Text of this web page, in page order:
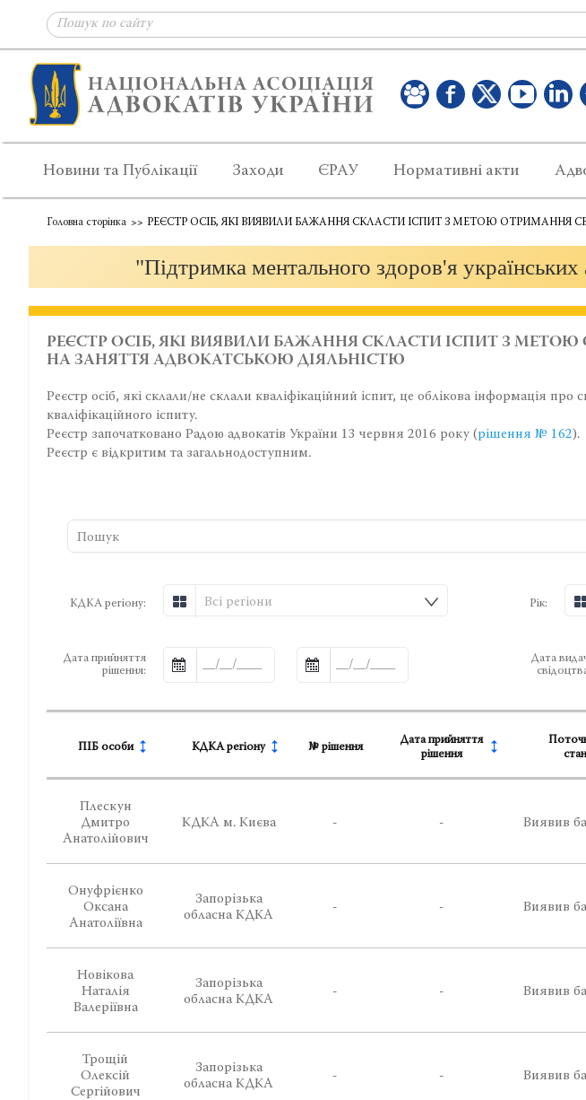
Новини та Публікації Заходи ЄРАУ Нормативні акти
Головна сторінка РЕЄСТР ОСІБ, ЯКІ ВИЯВИЛИ БАЖАННЯ СКЛАСТИ ІСПИТ З МЕТОЮ ОТРИМАННЯ
"Підтримка ментального здоров'я українських
РЕЄСТР ОСІБ, ЯКІ ВИЯВИЛИ БАЖАННЯ СКЛАСТИ ІСПИТ З
НА ЗАНЯТТЯ АДВОКАТСЬКОЮ ДІЯЛЬНІСТЮ
Реєстр осіб, які склали/не склали кваліфікаційний іспит, це облікова інформація
кваліфікаційного іспиту.
Реєстр започатковано Радою адвокатів України 13 червня 2016 року ( рішення № 162).
Реєстр є відкритим та загальнодоступним.
КДКА регіону: Всі регіони Рік:
Дата прийняття
рішення:
Дата
ПІБ особи КДКА регіону № рішення
Дата прийняття
рішення
стан
Плескун
Дмитро
Анатолійович
КДКА м. Києва - - Виявив
Онуфрієнко
Оксана
Анатоліївна
Запорізька
обласна КДКА
- - Виявив
Новікова
Наталія
Валеріївна
Запорізька
обласна КДКА
- - Виявив
Трощій
Олексій
Сергійович
Запорізька
обласна КДКА
- - Виявив